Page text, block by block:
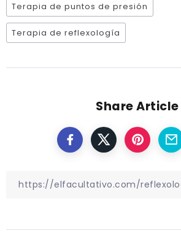
Terapia de puntos de presión
Terapia de reflexología
Share Article